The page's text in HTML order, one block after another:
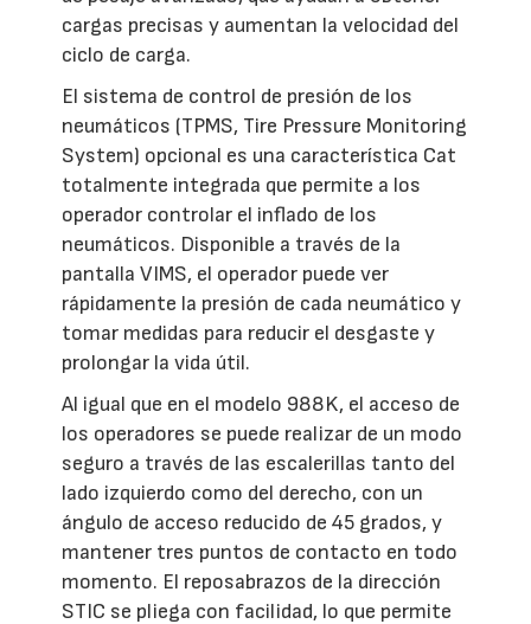
cargas precisas y aumentan la velocidad del
ciclo de carga.
El sistema de control de presión de los
neumáticos (TPMS, Tire Pressure Monitoring
System) opcional es una característica Cat
totalmente integrada que permite a los
operador controlar el inflado de los
neumáticos. Disponible a través de la
pantalla VIMS, el operador puede ver
rápidamente la presión de cada neumático y
tomar medidas para reducir el desgaste y
prolongar la vida útil.
Al igual que en el modelo 988K, el acceso de
los operadores se puede realizar de un modo
seguro a través de las escalerillas tanto del
lado izquierdo como del derecho, con un
ángulo de acceso reducido de 45 grados, y
mantener tres puntos de contacto en todo
momento. El reposabrazos de la dirección
STIC se pliega con facilidad, lo que permite